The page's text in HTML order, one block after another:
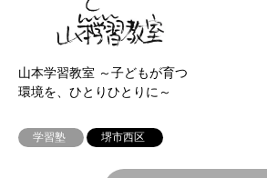
山本学習教室 ～子どもが育つ
環境を、ひとりひとりに～
学習塾 堺市西区